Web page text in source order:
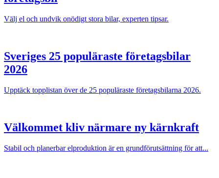
Välj el och undvik onödigt stora bilar, experten tipsar.
Sveriges 25 populäraste företagsbilar
2026
Upptäck topplistan över de 25 populäraste företagsbilarna 2026.
Välkommet kliv närmare ny kärnkraft
Stabil och planerbar elproduktion är en grundförutsättning för att...